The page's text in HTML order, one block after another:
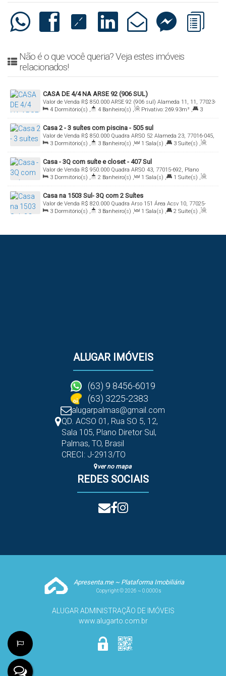
Não é o que você queria? Veja estes imóveis
relacionados!
CASA DE 4/4 NA ARSE 92 (906 SUL)
R$ 850.000
Valor de Venda
ARSE 92 (906 sul) Alameda 11, 11, 77023-
420, Plano Diretor Sul, Palmas, Tocantins, Brasil
4 Dormitório(s) , 4 Banheiro(s) , Privativo: 269.93m² ,
3
Suíte(s) , Total: 375.00m² , 4 Vaga(s)
Casa 2 - 3 suítes com piscina - 505 sul
R$ 850.000
Valor de Venda
Quadra ARSO 52 Alameda 23, 77016-045,
Plano Diretor Sul, Palmas, Tocantins, Brasil
3 Dormitório(s) , 3 Banheiro(s) , 1 Sala(s) , 3 Suíte(s) ,
Total: 180.00m² , 2 Vaga(s)
Casa - 3Q com suíte e closet - 407 Sul
R$ 950.000
Valor de Venda
Quadra ARSO 43, 77015-692, Plano
Diretor Sul, Palmas, Tocantins, Brasil
3 Dormitório(s) , 2 Banheiro(s) , 1 Sala(s) , 1 Suíte(s) ,
Total: 224.00m² , 2 Vaga(s)
Casa na 1503 Sul- 3Q com 2 Suítes
R$ 820.000
Valor de Venda
Quadra Arso 151 Área Acsv 10, 77025-
500, Plano Diretor Sul, Palmas, Tocantins, Brasil
3 Dormitório(s) , 3 Banheiro(s) , 1 Sala(s) , 2 Suíte(s) ,
ALUGAR IMÓVEIS
(63) 9 8456-6019
(63) 3225-2383
alugarpalmas@gmail.com
QD. ACSO 01, Rua SO 5, 12,
Sala 105, Plano Diretor Sul ,
Palmas, TO, Brasil
CRECI: J-2913/TO
ver no mapa
REDES SOCIAIS
Apresenta.me ~ Plataforma Imobiliária
Copyright © 2026 ~ 0.0000s
ALUGAR ADMINISTRAÇÃO DE IMÓVEIS
www.alugarto.com.br